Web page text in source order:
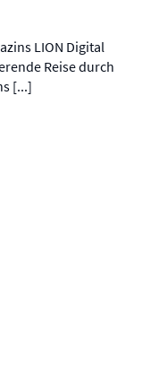
LION Digital
Reise durch
[...]